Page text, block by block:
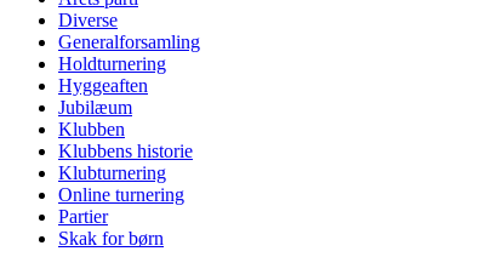
Diverse
Generalforsamling
Holdturnering
Hyggeaften
Jubilæum
Klubben
Klubbens historie
Klubturnering
Online turnering
Partier
Skak for børn